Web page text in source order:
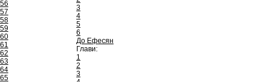
56
57
58
59
60
61
62
63
64
65
3
4
5
6
До Ефесян
Глави:
1
2
3